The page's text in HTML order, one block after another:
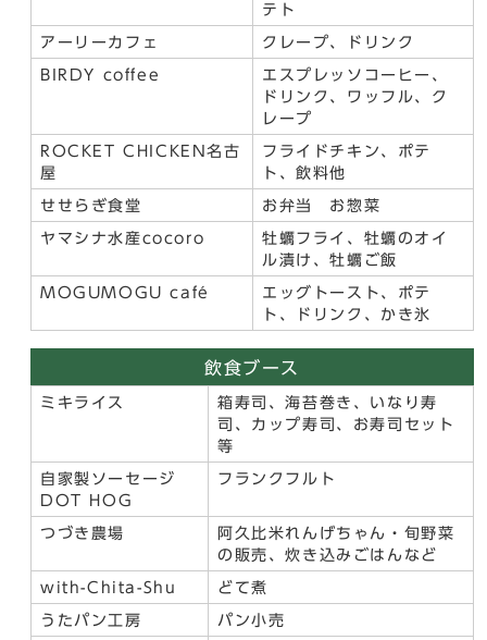
テト
アーリーカフェ クレープ、ドリンク
BIRDY coffee
エスプレッソコーヒー、
ドリンク、ワッフル、ク
レープ
ROCKET CHICKEN名古
屋
フライドチキン、ポテ
ト、飲料他
せせらぎ食堂 お弁当 お惣菜
ヤマシナ水産cocoro
牡蠣フライ、牡蠣のオイ
ル漬け、牡蠣ご飯
MOGUMOGU café
エッグトースト、ポテ
ト、ドリンク、かき氷
飲食ブース
ミキライス
箱寿司、海苔巻き、いなり寿
司、カップ寿司、お寿司セット
等
自家製ソーセージ
DOT HOG
フランクフルト
つづき農場
阿久比米れんげちゃん・旬野菜
の販売、炊き込みごはんなど
with-Chita-Shu どて煮
うたパン工房 パン小売